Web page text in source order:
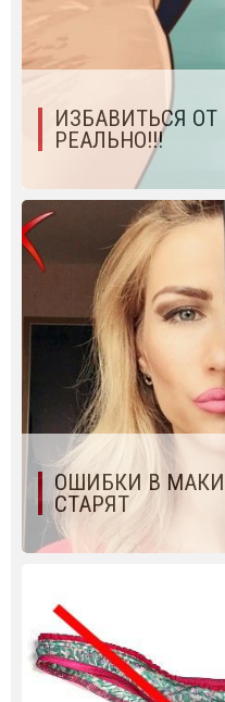
ИЗБАВИТЬСЯ
РЕАЛЬНО!!!
ОШИБКИ В
СТАРЯТ